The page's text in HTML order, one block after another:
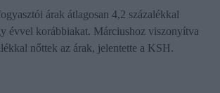
árak átlagosan 4,2 százalékkal
évvel korábbiakat. Márciushoz viszonyítva
nőttek az árak, jelentette a KSH.